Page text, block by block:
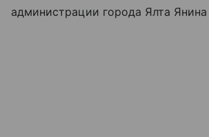
администрации города Ялта